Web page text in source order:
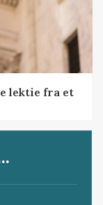
lektie fra et